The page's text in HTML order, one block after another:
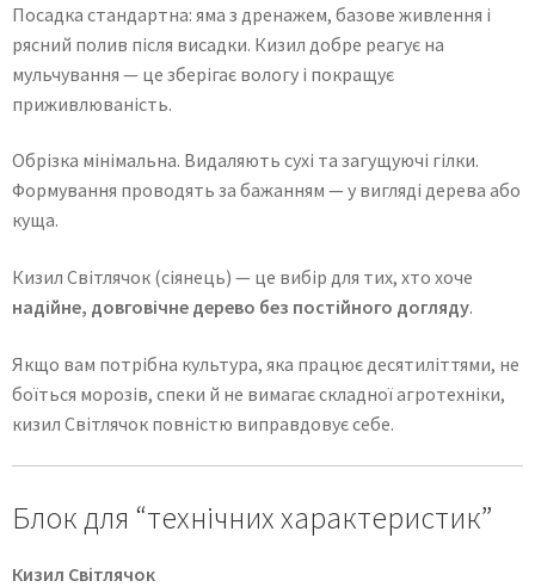
Посадка стандартна: яма з дренажем, базове живлення і
рясний полив після висадки. Кизил добре реагує на
мульчування — це зберігає вологу і покращує
приживлюваність.
Обрізка мінімальна. Видаляють сухі та загущуючі гілки.
Формування проводять за бажанням — у вигляді дерева або
куща.
Кизил Світлячок (сіянець) — це вибір для тих, хто хоче
надійне, довговічне дерево без постійного догляду.
Якщо вам потрібна культура, яка працює десятиліттями, не
боїться морозів, спеки й не вимагає складної агротехніки,
кизил Світлячок повністю виправдовує себе.
Блок для “технічних характеристик”
Кизил Світлячок